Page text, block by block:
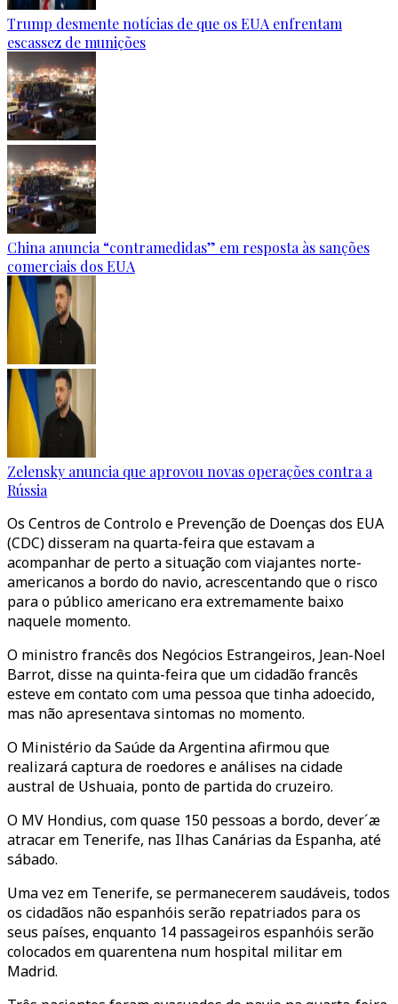
Trump desmente notícias de que os EUA enfrentam
escassez de munições
China anuncia “contramedidas” em resposta às sanções
comerciais dos EUA
Zelensky anuncia que aprovou novas operações contra a
Rússia
Os Centros de Controlo e Prevenção de Doenças dos EUA
(CDC) disseram na quarta-feira que estavam a
acompanhar de perto a situação com viajantes norte-
americanos a bordo do navio, acrescentando que o risco
para o público americano era extremamente baixo
naquele momento.
O ministro francês dos Negócios Estrangeiros, Jean-Noel
Barrot, disse na quinta-feira que um cidadão francês
esteve em contato com uma pessoa que tinha adoecido,
mas não apresentava sintomas no momento.
O Ministério da Saúde da Argentina afirmou que
realizará captura de roedores e análises na cidade
austral de Ushuaia, ponto de partida do cruzeiro.
O MV Hondius, com quase 150 pessoas a bordo, dever´æ
atracar em Tenerife, nas Ilhas Canárias da Espanha, até
sábado.
Uma vez em Tenerife, se permanecerem saudáveis, todos
os cidadãos não espanhóis serão repatriados para os
seus países, enquanto 14 passageiros espanhóis serão
colocados em quarentena num hospital militar em
Madrid.